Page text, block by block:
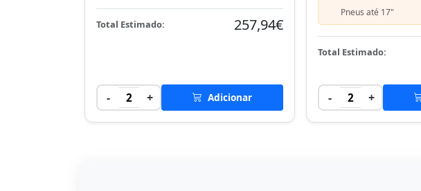
Total Estimado: 257,94€
- 2 + Adicionar
Pneus até 17"
Total Estimado:
- 2 +